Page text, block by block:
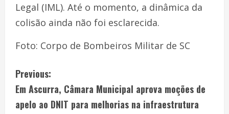
Legal (IML). Até o momento, a dinâmica da
colisão ainda não foi esclarecida.
Foto: Corpo de Bombeiros Militar de SC
Previous:
Em Ascurra, Câmara Municipal aprova moções de
apelo ao DNIT para melhorias na infraestrutura